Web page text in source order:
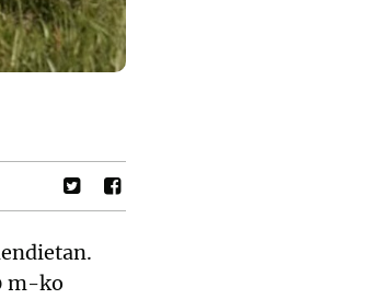
m-ko